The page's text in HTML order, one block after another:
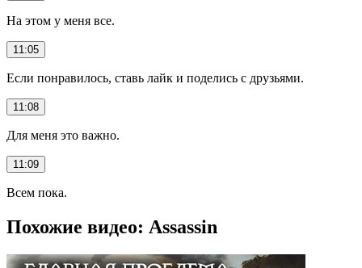
На этом у меня все.
11:05
Если понравилось, ставь лайк и поделись с друзьями.
11:08
Для меня это важно.
11:09
Всем пока.
Похожие видео: Assassin